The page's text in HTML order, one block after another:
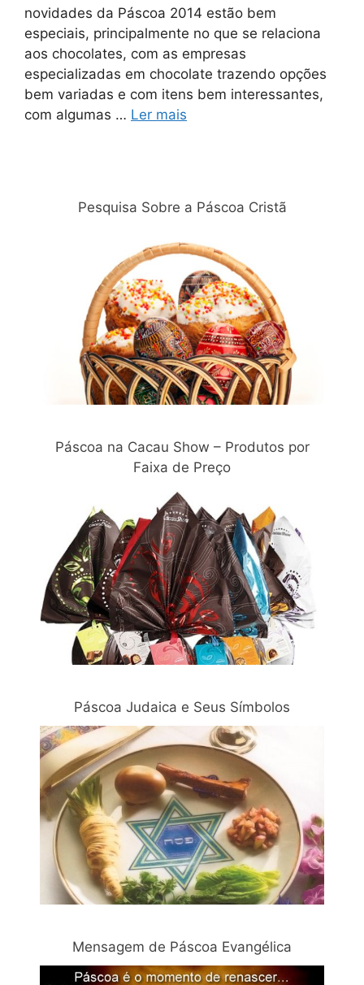
novidades da Páscoa 2014 estão bem
especiais, principalmente no que se relaciona
aos chocolates, com as empresas
especializadas em chocolate trazendo opções
bem variadas e com itens bem interessantes,
com algumas … Ler mais
Pesquisa Sobre a Páscoa Cristã
Páscoa na Cacau Show – Produtos por
Faixa de Preço
Páscoa Judaica e Seus Símbolos
Mensagem de Páscoa Evangélica